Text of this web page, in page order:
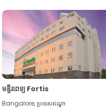
មន្ទីរពេទ្យ Fortis
Bangalore,ប្រទេសឥណ្ឌា